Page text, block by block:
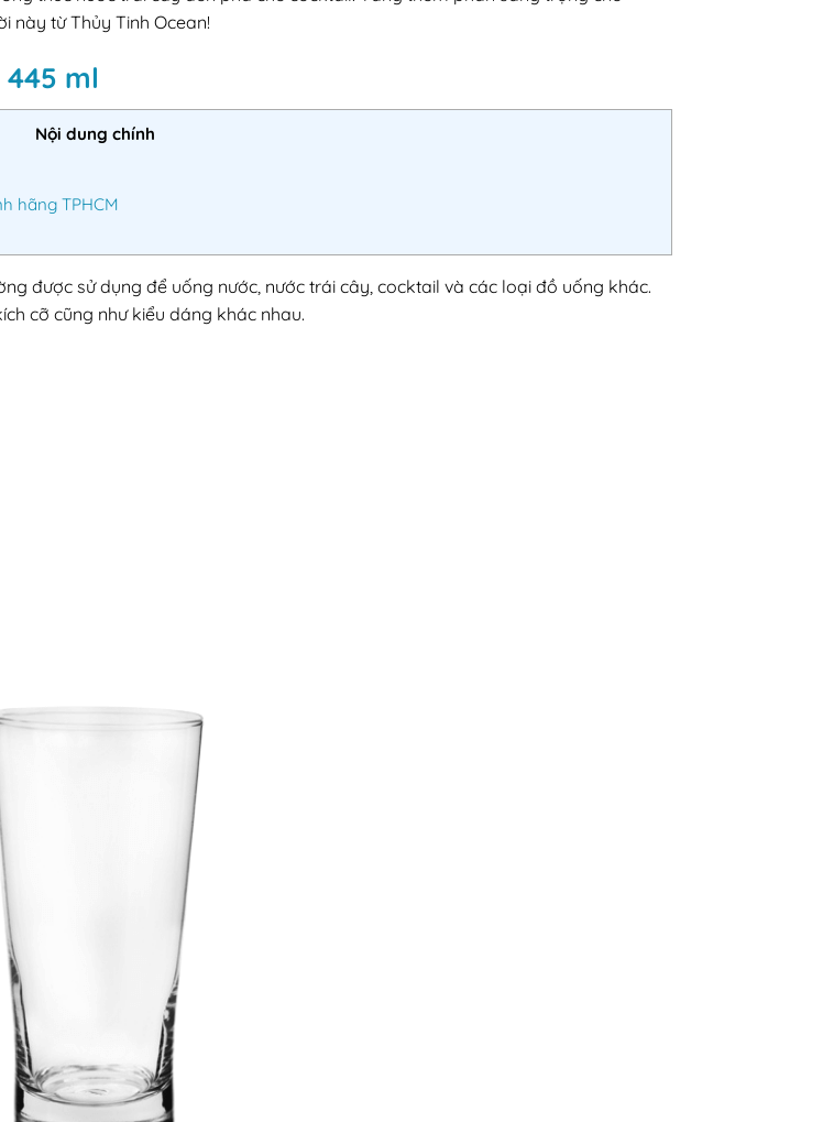
này từ Thủy Tinh Ocean!
445 ml
Nội dung chính
hãng TPHCM
được sử dụng để uống nước, nước trái cây, cocktail và các loại đồ uống khác.
cỡ cũng như kiểu dáng khác nhau.